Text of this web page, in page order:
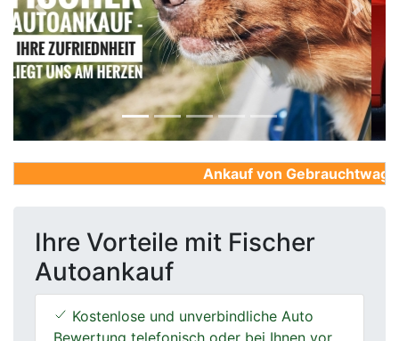
Previous Next
Ankauf von
Ihre Vorteile mit Fischer
Autoankauf
Kostenlose und unverbindliche Auto
Bewertung telefonisch oder bei Ihnen vor